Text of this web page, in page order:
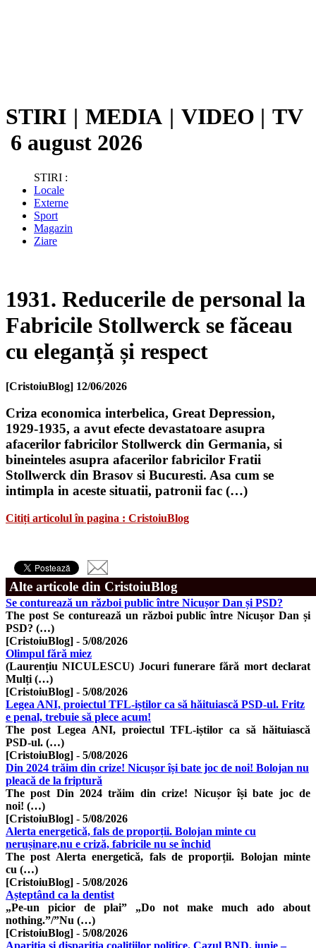
STIRI | MEDIA | VIDEO | TV
6 august 2026
STIRI :
Locale
Externe
Sport
Magazin
Ziare
1931. Reducerile de personal la
Fabricile Stollwerck se făceau
cu eleganță și respect
[CristoiuBlog] 12/06/2026
Criza economica interbelica, Great Depression,
1929-1935, a avut efecte devastatoare asupra
afacerilor fabricilor Stollwerck din Germania, si
bineinteles asupra afacerilor fabricilor Fratii
Stollwerck din Brasov si Bucuresti. Asa cum se
intimpla in aceste situatii, patronii fac (…)
Citiți articolul în pagina : CristoiuBlog
Alte articole din CristoiuBlog
Se conturează un război public între Nicușor Dan și PSD?
The post Se conturează un război public între Nicușor Dan și
PSD? (…)
[CristoiuBlog] - 5/08/2026
Olimpul fără miez
(Laurențiu NICULESCU) Jocuri funerare fără mort declarat
Mulți (…)
[CristoiuBlog] - 5/08/2026
Legea ANI, proiectul TFL-iștilor ca să hăituiască PSD-ul. Fritz
e penal, trebuie să plece acum!
The post Legea ANI, proiectul TFL-iștilor ca să hăituiască
PSD-ul. (…)
[CristoiuBlog] - 5/08/2026
Din 2024 trăim din crize! Nicușor își bate joc de noi! Bolojan nu
pleacă de la friptură
The post Din 2024 trăim din crize! Nicușor își bate joc de
noi! (…)
[CristoiuBlog] - 5/08/2026
Alerta energetică, fals de proporții. Bolojan minte cu
nerușinare,nu e criză, fabricile nu se închid
The post Alerta energetică, fals de proporții. Bolojan minte
cu (…)
[CristoiuBlog] - 5/08/2026
Așteptând ca la dentist
„Pe-un picior de plai” „Do not make much ado about
nothing.”/”Nu (…)
[CristoiuBlog] - 5/08/2026